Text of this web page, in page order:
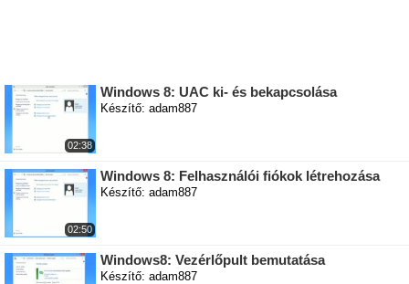
02:38
Windows 8: UAC ki- és bekapcsolása
Készítő: adam887
02:50
Windows 8: Felhasználói fiókok létrehozása
Készítő: adam887
Windows8: Vezérlőpult bemutatása
Készítő: adam887